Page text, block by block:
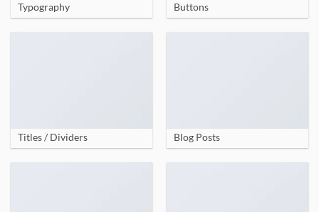
Typography Buttons
Titles / Dividers Blog Posts